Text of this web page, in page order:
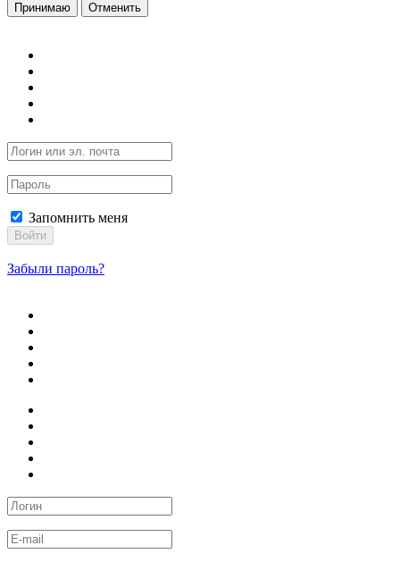
Принимаю Отменить
Запомнить меня
Войти
Забыли пароль?